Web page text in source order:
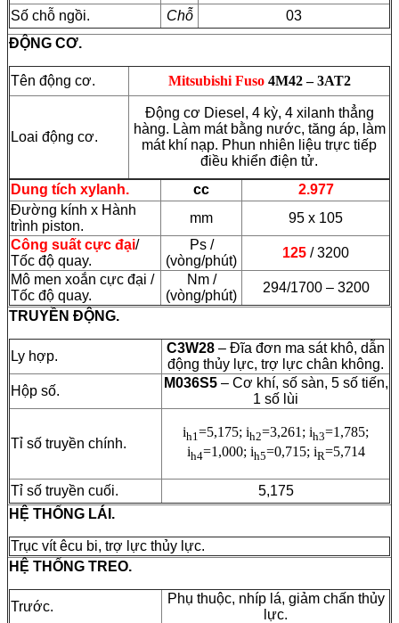
Số chỗ ngồi.
Chỗ
03
ĐỘNG CƠ.
Tên động cơ. Mitsubishi Fuso 4M42 – 3AT2
Loai động cơ.
Động cơ Diesel, 4 kỳ, 4 xilanh thẳng
hàng. Làm mát bằng nước, tăng áp, làm
mát khí nạp. Phun nhiên liệu trực tiếp
điều khiển điện tử.
Dung tích xylanh.
cc
2.977
Đường kính x Hành
trình piston.
mm
95 x 105
Công suất cực đại/
Tốc độ quay.
Ps /
(vòng/phút)
125 / 3200
Mô men xoắn cực đại /
Tốc độ quay.
Nm /
(vòng/phút)
294/1700 – 3200
TRUYỀN ĐỘNG.
Ly hợp.
C3W28 – Đĩa đơn ma sát khô, dẫn
động thủy lực, trợ lực chân không.
Hộp số.
M036S5– Cơ khí, số sàn, 5 số tiến,
1 số lùi
Tỉ số truyền chính.
ih1 =5,175; ih2=3,261; ih3=1,785;
ih4=1,000; ih5=0,715; iR=5,714
Tỉ số truyền cuối.
5,175
HỆ THỐNG LÁI.
Trục vít êcu bi, trợ lực thủy lực.
HỆ THỐNG TREO.
Trước.
Phụ thuộc, nhíp lá, giảm chấn thủy
lực.